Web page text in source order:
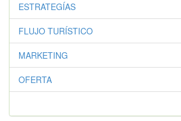
ESTRATEGÍAS
FLUJO TURÍSTICO
MARKETING
OFERTA